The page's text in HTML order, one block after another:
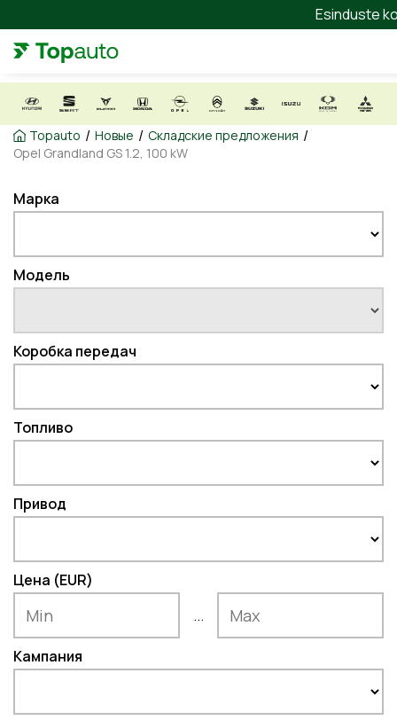
Esinduste
Topauto / Новые / Складские предложения /
Opel Grandland GS 1.2, 100 kW
Марка
Модель
Коробка передач
Топливо
Привод
Цена (EUR)
...
Кампания